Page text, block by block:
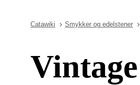
Catawiki Smykker og edelstener